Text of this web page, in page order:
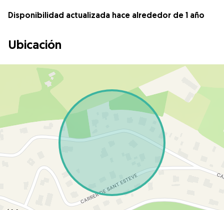
Disponibilidad actualizada hace alrededor de 1 año
Ubicación